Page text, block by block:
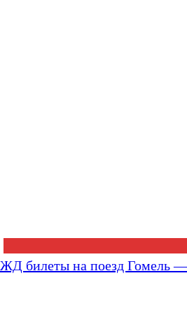
ЖД билеты на поезд Гомель